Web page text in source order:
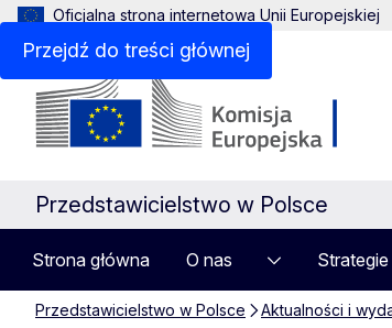
Przejdź do treści głównej
Oficjalna strona internetowa Unii Europejskiej
Przedstawicielstwo w Polsce
Strona główna O nas
Przedstawicielstwo w Polsce Aktualności i